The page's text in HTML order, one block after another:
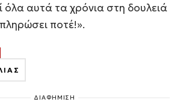
όλα αυτά τα χρόνια στη δουλειά
ποτέ!».
ΔΙΑΦΗΜΙΣΗ